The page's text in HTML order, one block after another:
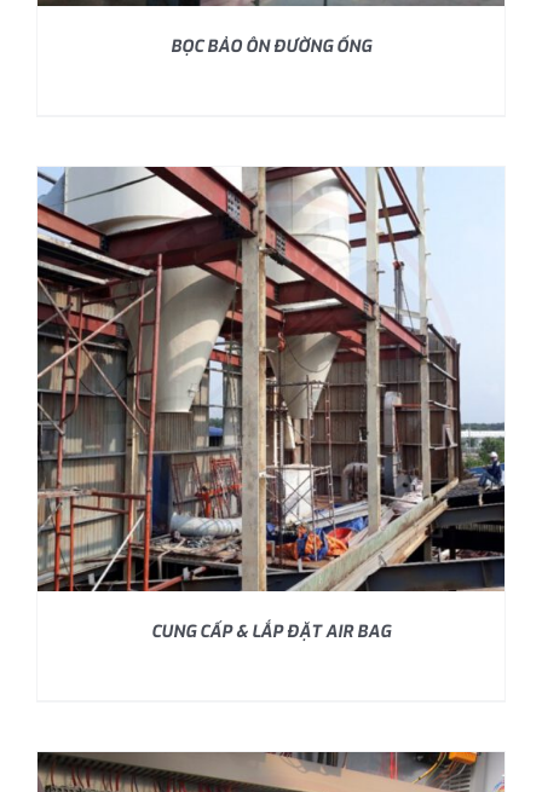
BỌC BẢO ÔN ĐƯỜNG ỐNG
CUNG CẤP & LẮP ĐẶT AIR BAG